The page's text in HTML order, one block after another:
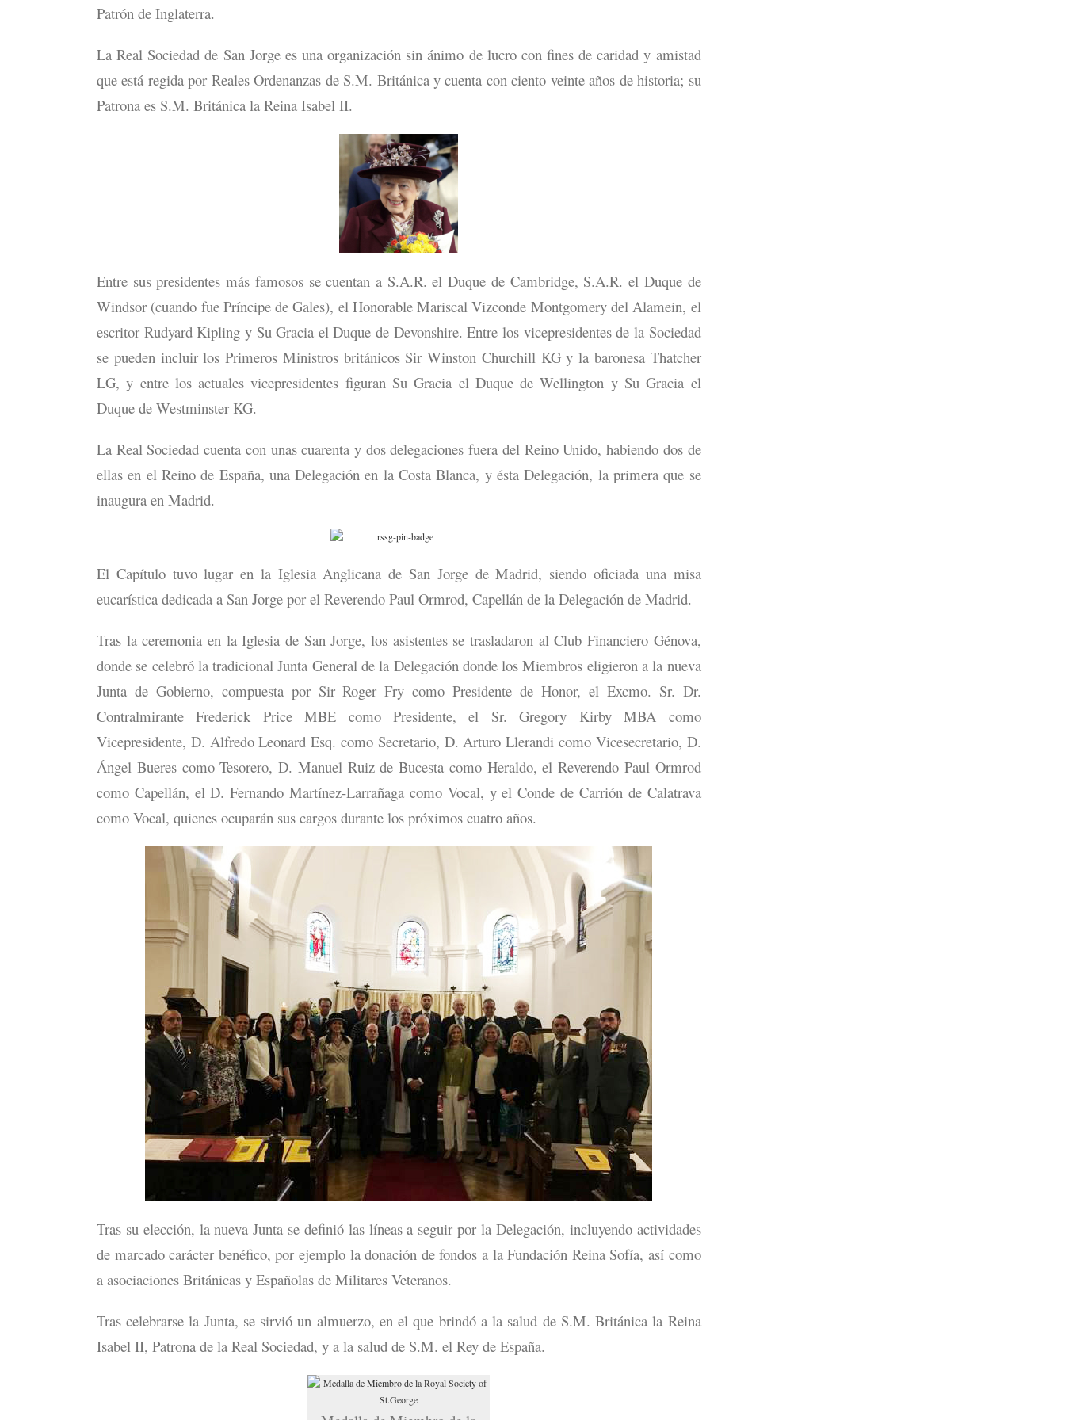
Patrón de Inglaterra.
La Real Sociedad de San Jorge es una organización sin ánimo de lucro con fines de caridad y amistad
que está regida por Reales Ordenanzas de S.M. Británica y cuenta con ciento veinte años de historia; su
Patrona es S.M. Británica la Reina Isabel II.
Entre sus presidentes más famosos se cuentan a S.A.R. el Duque de Cambridge, S.A.R. el Duque de
Windsor (cuando fue Príncipe de Gales), el Honorable Mariscal Vizconde Montgomery del Alamein, el
escritor Rudyard Kipling y Su Gracia el Duque de Devonshire. Entre los vicepresidentes de la Sociedad
se pueden incluir los Primeros Ministros británicos Sir Winston Churchill KG y la baronesa Thatcher
LG, y entre los actuales vicepresidentes figuran Su Gracia el Duque de Wellington y Su Gracia el
Duque de Westminster KG.
La Real Sociedad cuenta con unas cuarenta y dos delegaciones fuera del Reino Unido, habiendo dos de
ellas en el Reino de España, una Delegación en la Costa Blanca, y ésta Delegación, la primera que se
inaugura en Madrid.
El Capítulo tuvo lugar en la Iglesia Anglicana de San Jorge de Madrid, siendo oficiada una misa
eucarística dedicada a San Jorge por el Reverendo Paul Ormrod, Capellán de la Delegación de Madrid.
Tras la ceremonia en la Iglesia de San Jorge, los asistentes se trasladaron al Club Financiero Génova,
donde se celebró la tradicional Junta General de la Delegación donde los Miembros eligieron a la nueva
Junta de Gobierno, compuesta por Sir Roger Fry como Presidente de Honor, el Excmo. Sr. Dr.
Contralmirante Frederick Price MBE como Presidente, el Sr. Gregory Kirby MBA como
Vicepresidente, D. Alfredo Leonard Esq. como Secretario, D. Arturo Llerandi como Vicesecretario, D.
Ángel Bueres como Tesorero, D. Manuel Ruiz de Bucesta como Heraldo, el Reverendo Paul Ormrod
como Capellán, el D. Fernando Martínez-Larrañaga como Vocal, y el Conde de Carrión de Calatrava
como Vocal, quienes ocuparán sus cargos durante los próximos cuatro años.
Tras su elección, la nueva Junta se definió las líneas a seguir por la Delegación, incluyendo actividades
de marcado carácter benéfico, por ejemplo la donación de fondos a la Fundación Reina Sofía, así como
a asociaciones Británicas y Españolas de Militares Veteranos.
Tras celebrarse la Junta, se sirvió un almuerzo, en el que brindó a la salud de S.M. Británica la Reina
Isabel II, Patrona de la Real Sociedad, y a la salud de S.M. el Rey de España.